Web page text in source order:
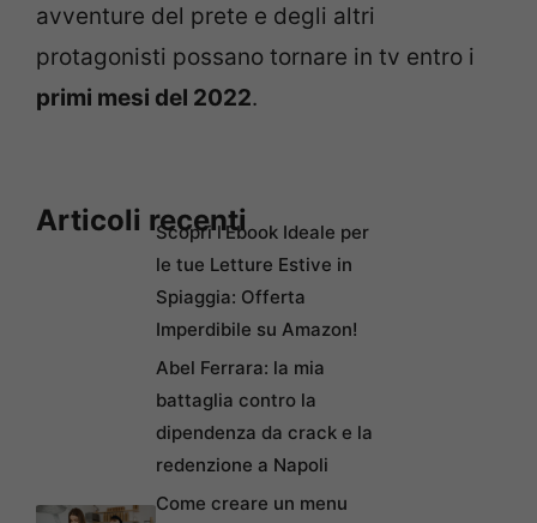
avventure del prete e degli altri
protagonisti possano tornare in tv entro i
primi mesi del 2022.
Articoli recentiScopri l’Ebook Ideale per
le tue Letture Estive in
Spiaggia: Offerta
Imperdibile su Amazon!
Abel Ferrara: la mia
battaglia contro la
dipendenza da crack e la
redenzione a Napoli
Come creare un menu